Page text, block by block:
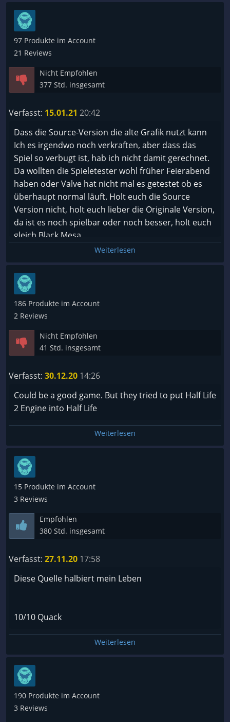
97 Produkte im Account
21 Reviews
Nicht Empfohlen
377 Std. insgesamt
Verfasst: 15.01.21 20:42
Dass die Source-Version die alte Grafik nutzt kann
Ich es irgendwo noch verkraften, aber dass das
Spiel so verbugt ist, hab ich nicht damit gerechnet.
Da wollten die Spieletester wohl früher Feierabend
haben oder Valve hat nicht mal es getestet ob es
überhaupt normal läuft. Holt euch die Source
Version nicht, holt euch lieber die Originale Version,
da ist es noch spielbar oder noch besser, holt euch
gleich Black Mesa.
Weiterlesen
186 Produkte im Account
2 Reviews
Nicht Empfohlen
41 Std. insgesamt
Verfasst: 30.12.20 14:26
Could be a good game. But they tried to put Half Life
2 Engine into Half Life
Weiterlesen
15 Produkte im Account
3 Reviews
Empfohlen
380 Std. insgesamt
Verfasst: 27.11.20 17:58
Diese Quelle halbiert mein Leben
10/10 Quack
Weiterlesen
190 Produkte im Account
3 Reviews